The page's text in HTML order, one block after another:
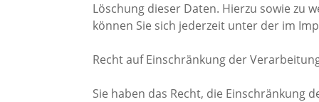
Löschung dieser Daten. Hierzu sowie zu
können Sie sich jederzeit unter der im
Recht auf Einschränkung der
Sie haben das Recht, die Einschränkung